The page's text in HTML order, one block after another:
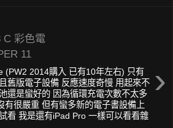
C 彩色電
11
›
(PW2 2014購入 已有10年左右) 只有
舊版電子設備 反應速度奇慢 用起來不
還是蠻好的 因為循環充電次數不太多
有很嚴重 但有蠻多新的電子書設備上
看 我是還有iPad Pro 一樣可以看看雜